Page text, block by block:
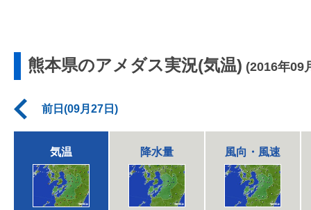
熊本県のアメダス実況(気温) (2016年09
前日(09月27日)
気温 降水量 風向・風速